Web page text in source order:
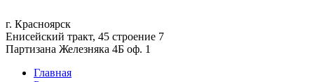
г. Красноярск
Енисейский тракт, 45 строение 7
Партизана Железняка 4Б оф. 1
Главная